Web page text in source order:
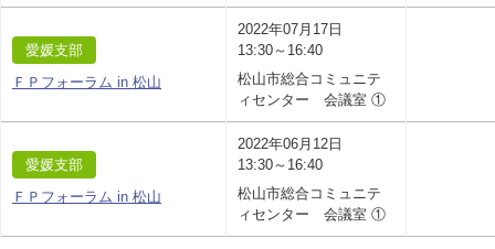
愛媛支部
ＦＰフォーラム in 松山
2022年07月17日
13:30～16:40
松山市総合コミュニテ
ィセンター 会議室 ①
愛媛支部
ＦＰフォーラム in 松山
2022年06月12日
13:30～16:40
松山市総合コミュニテ
ィセンター 会議室 ①